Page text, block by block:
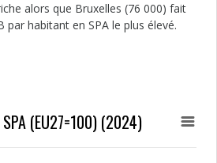
alors que Bruxelles (76 000) fait
par habitant en SPA le plus élevé.
(EU27=100) (2024)